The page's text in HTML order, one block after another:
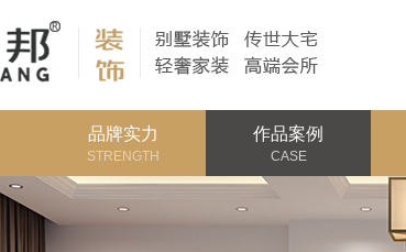
品牌实力
STRENGTH
作品案例
CASE